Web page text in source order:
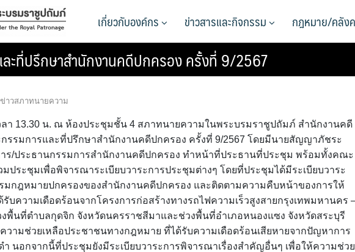
เกี่ยวกับองค์กร ข่าวสารและกิจกรรม กฎหมาย/คลัง
ะที่ปรึกษาสำนักงานคดีปกครอง ครั้งที่ 9/2567
ข่าวสภาทนายความ
ลา 13.30 น. ณ ห้องประชุมชั้น 4 สภาทนายความในพระบรมราชูปถัมภ์ สำนักงานคดี
รรมการและที่ปรึกษาสำนักงานคดีปกครอง ครั้งที่ 9/2567 โดยมีนายสัญญาภัชระ
ร/ประธานกรรมการสำนักงานคดีปกครอง ทำหน้าที่ประธานที่ประชุม พร้อมทั้งคณะ
ประชุมเพื่อพิจารณาระเบียบวาระการประชุมต่างๆ โดยที่ประชุมได้มีระเบียบวาระ
มกฎหมายปกครองของสำนักงานคดีปกครอง และติดตามความคืบหน้าของการให้
บความเดือดร้อนจากโครงการก่อสร้างทางรถไฟความเร็วสูงสายกรุงเทพมหานคร
พื้นที่ตำบลกุดจิก จังหวัดนครราชสีมาและช่วงพื้นที่อำเภอหนองแซง จังหวัดสระบุรี
ามช่วยเหลือประชาชนทางกฎหมาย ที่ได้รับความเดือดร้อนเสียหายจากปัญหาการ
นอกจากนี้ที่ประชุมยังมีระเบียบวาระการพิจารณาเรื่องสำคัญอื่นๆ เพื่อให้ความช่วย